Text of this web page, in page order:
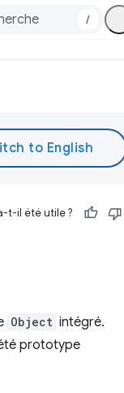
/
t-il été utile ?
Object intégré.
prototype